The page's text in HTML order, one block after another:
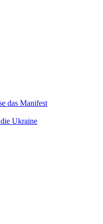
das Manifest
Ukraine